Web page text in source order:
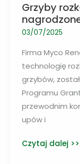
Grzyby
03/07/2025
Firma Myco
technologię
grzybów,
Programu
przewodnim
upów i
Grzyby
Czytaj dalej >>